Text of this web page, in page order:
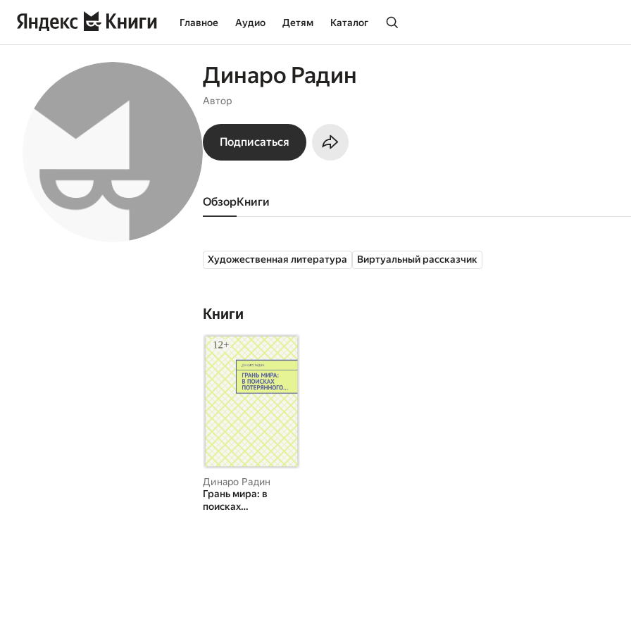
Главное Аудио Детям Каталог
Динаро Радин
Автор
Подписаться
Обзор книги
Художественная литература Виртуальный рассказчик
Книги
Динаро Радин
Грань мира: в
поисках